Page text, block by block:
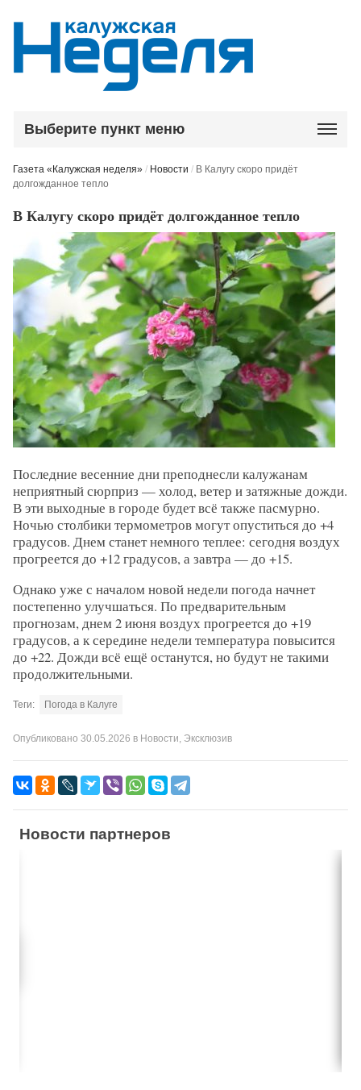
Выберите пункт меню
Газета «Калужская неделя» / Новости / В Калугу скоро придёт
долгожданное тепло
В Калугу скоро придёт долгожданное тепло
Последние весенние дни преподнесли калужанам
неприятный сюрприз — холод, ветер и затяжные дожди.
В эти выходные в городе будет всё также пасмурно.
Ночью столбики термометров могут опуститься до +4
градусов. Днем станет немного теплее: сегодня воздух
прогреется до +12 градусов, а завтра — до +15.
Однако уже с началом новой недели погода начнет
постепенно улучшаться. По предварительным
прогнозам, днем 2 июня воздух прогреется до +19
градусов, а к середине недели температура повысится
до +22. Дожди всё ещё останутся, но будут не такими
продолжительными.
Теги: Погода в Калуге
Опубликовано 30.05.2026 в Новости, Эксклюзив
Новости партнеров